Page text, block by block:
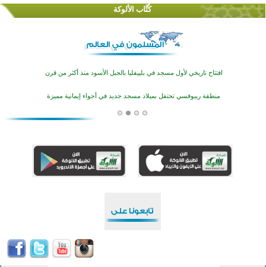
كُتَّاب الألوكة
اختتام منافسات قرآنية متميزة في بنغلاديش بمشاركة 3000 متسابق
أكبر مشروع إسلامي في ريف أستراليا يفتتح أبوابه بعد سنوات من العمل والعطاء
اختتام الدورة التاسعة لمسابقة حفظ وتلاوة القرآن الكريم في أزناكاييف